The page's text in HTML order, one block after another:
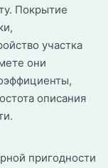
Покрытие
участка
они
описания
пригодности